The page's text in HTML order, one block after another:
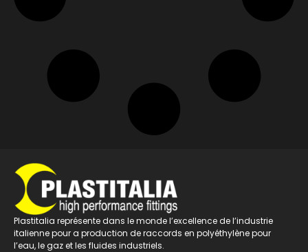
Plastitalia représente dans le monde l’excellence de l’industrie
italienne pour a production de raccords en polyéthylène pour
l’eau, le gaz et les fluides industriels.